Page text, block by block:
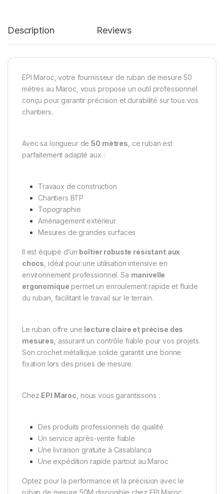
Description Reviews
EPI Maroc, votre fournisseur de ruban de mesure 50
mètres au Maroc, vous propose un outil professionnel
conçu pour garantir précision et durabilité sur tous vos
chantiers.
Avec sa longueur de50 mètres , ce ruban est
parfaitement adapté aux :
Travaux de construction
Chantiers BTP
Topographie
Aménagement extérieur
Mesures de grandes surfaces
Il est équipé d’un boîtier robuste résistant aux
chocs , idéal pour une utilisation intensive en
environnement professionnel. Sa manivelle
ergonomique permet un enroulement rapide et fluide
du ruban, facilitant le travail sur le terrain.
Le ruban offre une lecture claire et précise des
mesures , assurant un contrôle fiable pour vos projets.
Son crochet métallique solide garantit une bonne
fixation lors des prises de mesure.
Chez EPI Maroc , nous vous garantissons :
Des produits professionnels de qualité
Un service après-vente fiable
Une livraison gratuite à Casablanca
Une expédition rapide partout au Maroc
Optez pour la performance et la précision avec le
ruban de mesure 50M disponible chez EPI Maroc